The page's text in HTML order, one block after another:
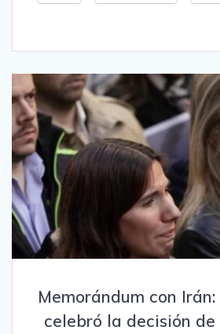
Memorándum con
celebró la decisión